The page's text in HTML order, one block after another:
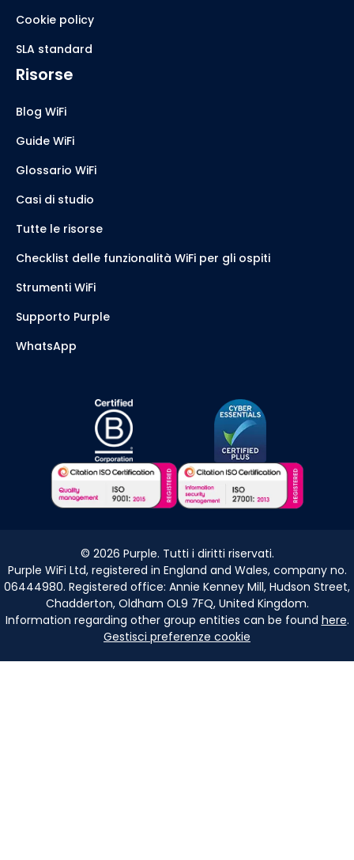
Cookie policy
SLA standard
Risorse
Blog WiFi
Guide WiFi
Glossario WiFi
Casi di studio
Tutte le risorse
Checklist delle funzionalità WiFi per gli ospiti
Strumenti WiFi
Supporto Purple
WhatsApp
© 2026 Purple. Tutti i diritti riservati.
Purple WiFi Ltd, registered in England and Wales, company no.
06444980. Registered office: Annie Kenney Mill, Hudson Street,
Chadderton, Oldham OL9 7FQ, United Kingdom.
Information regarding other group entities can be found here.
Gestisci preferenze cookie